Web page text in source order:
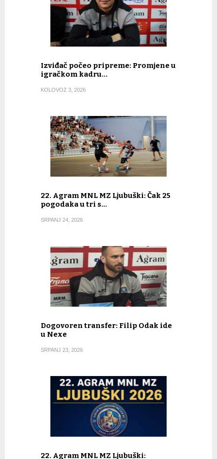
Izviđač počeo pripreme: Promjene u
igračkom kadru…
KOLOVOZ 3, 2026
22. Agram MNL MZ Ljubuški: Čak 25
pogodaka u tri s…
SRPANJ 24, 2026
Dogovoren transfer: Filip Odak ide
u Nexe
SRPANJ 23, 2026
22. Agram MNL MZ Ljubuški: